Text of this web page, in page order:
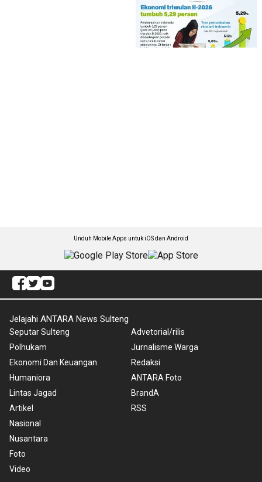
Unduh Mobile Apps untuk iOS dan Android
Jelajahi ANTARA News Sulteng
Seputar Sulteng
Polhukam
Ekonomi Dan Keuangan
Humaniora
Lintas Jagad
Artikel
Nasional
Nusantara
Foto
Video
Advetorial/rilis
Jurnalisme Warga
Redaksi
ANTARA Foto
BrandA
RSS